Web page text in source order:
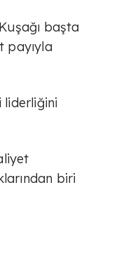
başta
payıyla
liderliğini
biri